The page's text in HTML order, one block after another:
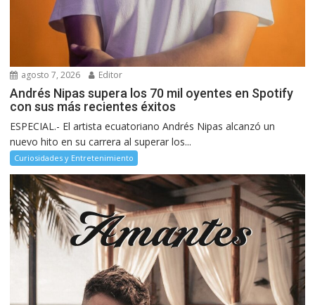
agosto 7, 2026 Editor
Andrés Nipas supera los 70 mil oyentes en Spotify
con sus más recientes éxitos
ESPECIAL.- El artista ecuatoriano Andrés Nipas alcanzó un
nuevo hito en su carrera al superar los...
Curiosidades y Entretenimiento